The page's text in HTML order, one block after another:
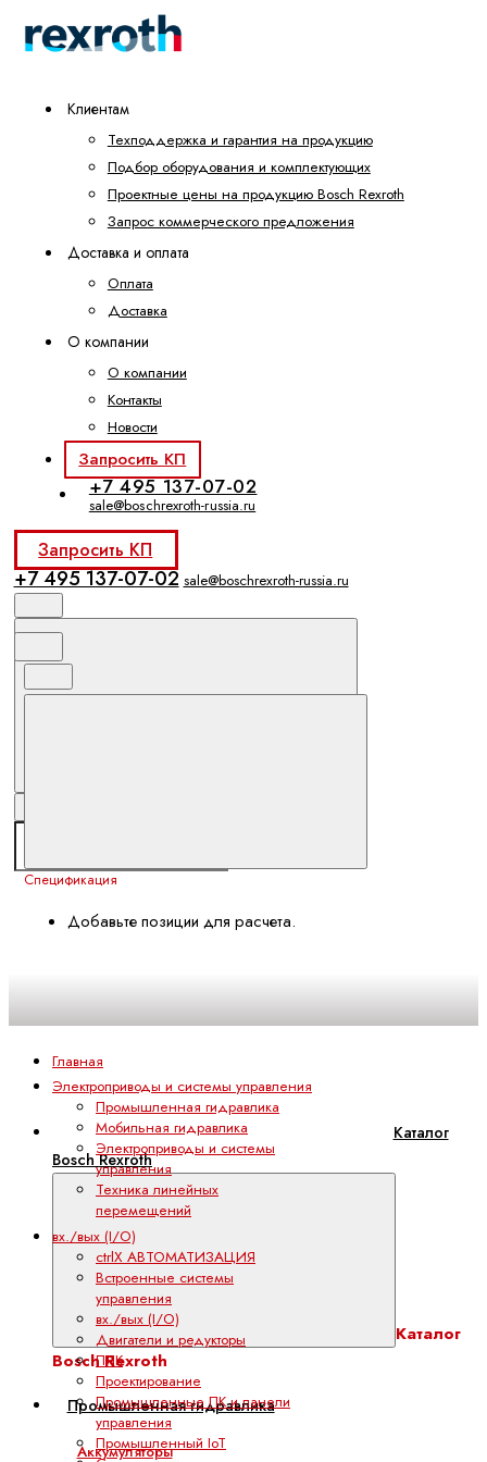
Клиентам
Техподдержка и гарантия на продукцию
Подбор оборудования и комплектующих
Проектные цены на продукцию Bosch Rexroth
Запрос коммерческого предложения
Доставка и оплата
Оплата
Доставка
О компании
О компании
Контакты
Новости
Запросить КП
+7 495 137-07-02
sale@boschrexroth-russia.ru
Запросить КП
+7 495 137-07-02 sale@boschrexroth-russia.ru
Спецификация
Добавьте позиции для расчета.
Каталог
Bosch Rexroth
Каталог
Bosch Rexroth
Промышленная гидравлика
Аккумуляторы
Главная
Электроприводы и системы управления
Промышленная гидравлика
Мобильная гидравлика
Электроприводы и системы
управления
Техника линейных
перемещений
вх./вых (I/O)
ctrlX АВТОМАТИЗАЦИЯ
Встроенные системы
управления
вх./вых (I/O)
Двигатели и редукторы
ПЛК
Проектирование
Промышленные ПК и панели
управления
Промышленный IoT